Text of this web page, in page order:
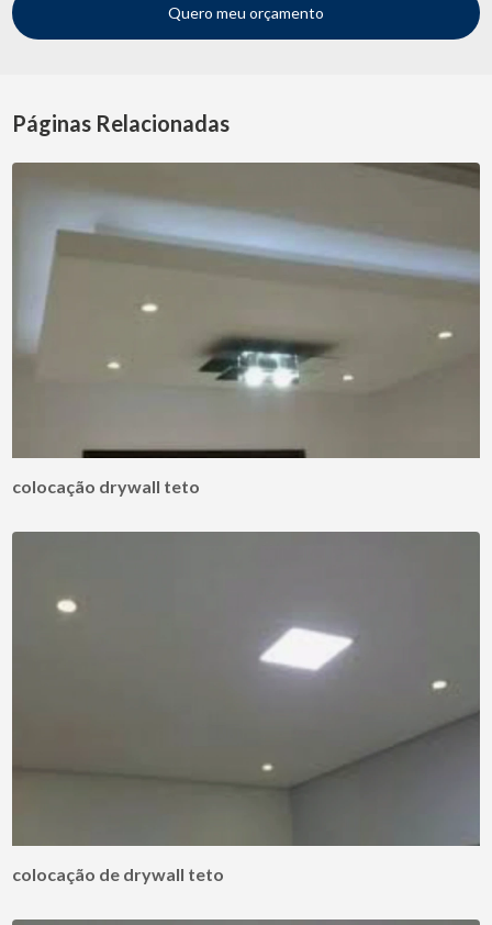
Quero meu orçamento
Páginas Relacionadas
colocação drywall teto
colocação de drywall teto